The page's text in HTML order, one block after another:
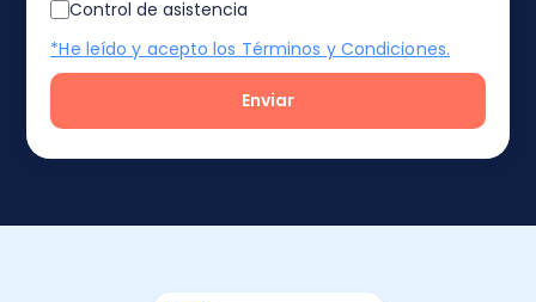
Control de asistencia
*He leído y acepto los Términos y Condiciones.